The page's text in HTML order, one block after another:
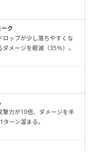
ク
ロップが少し落ちやすくな
メージを軽減（35％）。
撃力が10倍、ダメージを半
ーン溜まる。